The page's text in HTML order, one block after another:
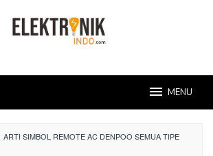
MENU
ARTI SIMBOL REMOTE AC DENPOO SEMUA TIPE